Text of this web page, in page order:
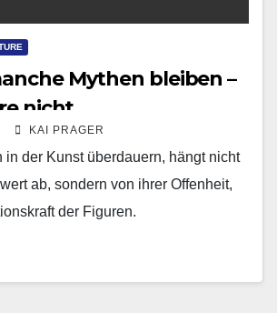
Mythen bleiben –
nicht
KAI PRAGER
in der Kunst überdauern, hängt nicht
ab, sondern von ihrer Offenheit,
der Figuren.